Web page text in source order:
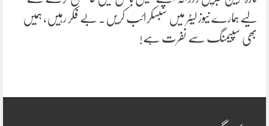
لیے ہمارے نیوز لیٹر میں سبسکرائب کریں۔ بے فکر رہیں، ہمیں
بھی سپیمنگ سے نفرت ہے!